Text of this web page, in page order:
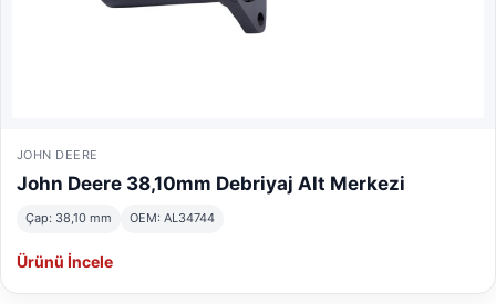
JOHN DEERE
John Deere 38,10mm Debriyaj Alt Merkezi
Çap: 38,10 mm OEM: AL34744
Ürünü İncele